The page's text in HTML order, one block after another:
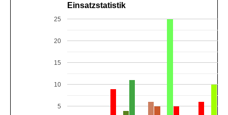
Einsatzstatistik
5
10
15
20
25